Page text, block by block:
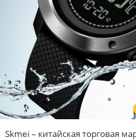
Skmei – китайская торговая